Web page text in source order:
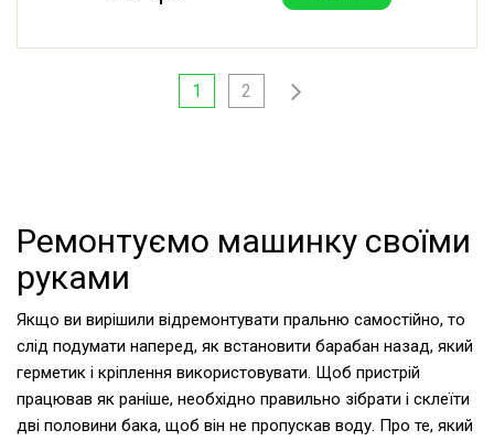
1 2
Ремонтуємо машинку своїми
руками
Якщо ви вирішили відремонтувати пральню самостійно, то
слід подумати наперед, як встановити барабан назад, який
герметик і кріплення використовувати. Щоб пристрій
працював як раніше, необхідно правильно зібрати і склеїти
дві половини бака, щоб він не пропускав воду. Про те, який